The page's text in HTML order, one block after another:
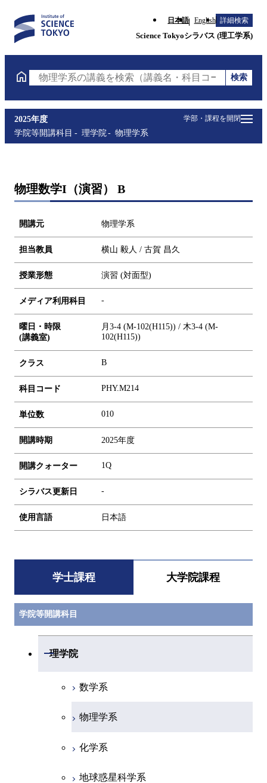
日本語 English 詳細検索
Science Tokyoシラバス (理工学系)
物理学系の講義を検索（講義名・科目コード・担当教
検索
学部・課程を開閉
2025年度
学院等開講科目
理学院 物理学系
物理数学I（演習） B
開講元 物理学系
担当教員 横山 毅人 / 古賀 昌久
授業形態 演習 (対面型)
メディア利用科目 -
曜日・時限
(講義室)
月3-4 (M-102(H115)) / 木3-4 (M-
102(H115))
クラス B
科目コード PHY.M214
単位数 010
開講時期 2025年度
開講クォーター 1Q
シラバス更新日 -
使用言語 日本語
学士課程 大学院課程
学院等開講科目
理学院
開閉
数学系
物理学系
化学系
地球惑星科学系